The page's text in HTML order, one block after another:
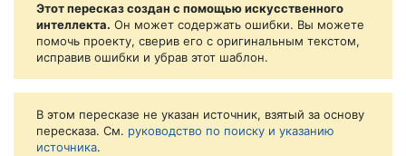
Этот пересказ создан с помощью искусственного
интеллекта. Он может содержать ошибки. Вы можете
помочь проекту, сверив его с оригинальным текстом,
исправив ошибки и убрав этот шаблон.
В этом пересказе не указан источник, взятый за основу
пересказа. См. руководство по поиску и указанию
источника.